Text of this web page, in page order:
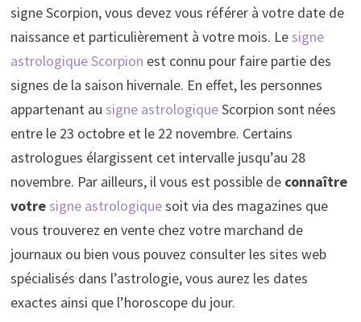
signe Scorpion, vous devez vous référer à votre date de
naissance et particulièrement à votre mois. Lesigne
astrologique Scorpion est connu pour faire partie des
signes de la saison hivernale. En effet, les personnes
appartenant au signe astrologiqueScorpion sont nées
entre le 23 octobre et le 22 novembre. Certains
astrologues élargissent cet intervalle jusqu’au 28
novembre. Par ailleurs, il vous est possible de connaître
votresigne astrologiquesoit via des magazines que
vous trouverez en vente chez votre marchand de
journaux ou bien vous pouvez consulter les sites web
spécialisés dans l’astrologie, vous aurez les dates
exactes ainsi que l’horoscope du jour.